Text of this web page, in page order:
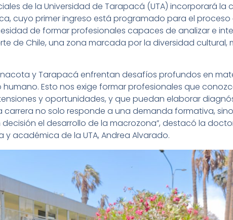
de la Universidad de Tarapacá (UTA) incorporará la
cuyo primer ingreso está programado para el proceso
de formar profesionales capaces de analizar e
de Chile, una zona marcada por la diversidad cultural,
y Tarapacá enfrentan desafíos profundos en
Esto nos exige formar profesionales que
y oportunidades, y que puedan elaborar
carrera no solo responde a una demanda formativa,
el desarrollo de la macrozona”, destacó la
y académica de la UTA, Andrea Alvarado.